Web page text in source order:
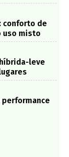
conforto de
uso misto
leve
performance